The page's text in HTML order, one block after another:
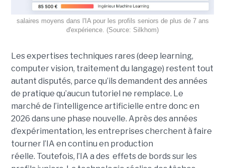
salaires moyens dans l'IA pour les profils seniors de plus de 7 ans
d'expérience. (Source: Silkhom)
Les expertises techniques rares (deep learning,
computer vision, traitement du langage) restent tout
autant disputés, parce qu’ils demandent des années
de pratique qu’aucun tutoriel ne remplace. Le
marché de l’intelligence artificielle entre donc en
2026 dans une phase nouvelle. Après des années
d’expérimentation, les entreprises cherchent à faire
tourner l’IA en continu en production
réelle. Toutefois, l’IA a des effets de bords sur les